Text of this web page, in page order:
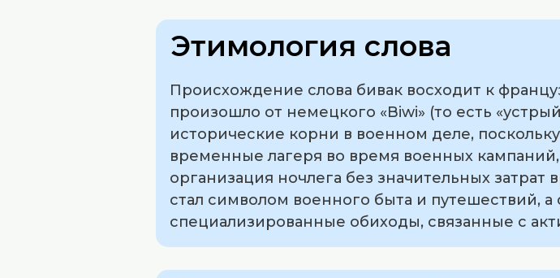
Этимология слова
Происхождение слова бивак восходит к
произошло от немецкого «Biwi» (то есть
исторические корни в военном деле,
временные лагеря во время военных
организация ночлега без значительных
стал символом военного быта и путешествий,
специализированные обиходы, связанные с